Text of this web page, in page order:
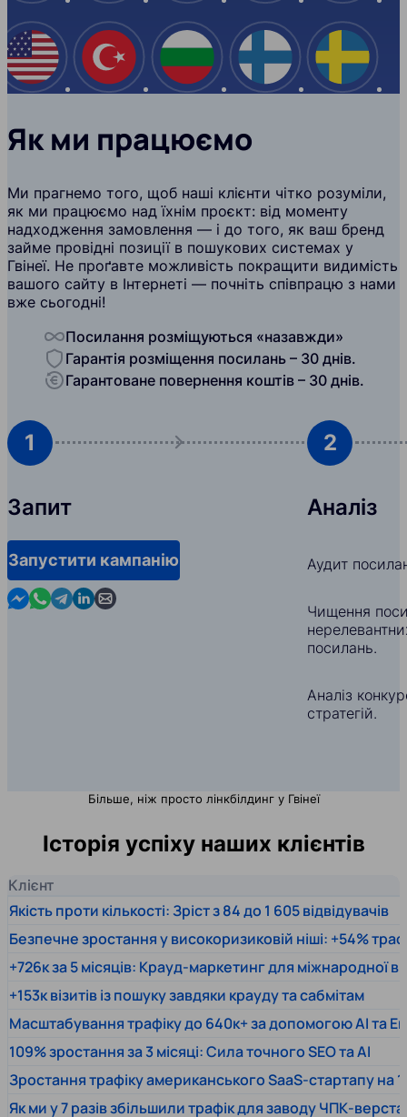
США ТуреччинаБолгарія Фінляндія Швеція
Як ми працюємо
Ми прагнемо того, щоб наші клієнти чітко розуміли,
як ми працюємо над їхнім проєкт: від моменту
надходження замовлення — і до того, як ваш бренд
займе провідні позиції в пошукових системах у
Гвінеї. Не проґавте можливість покращити видимість
вашого сайту в Інтернеті — почніть співпрацю з нами
вже сьогодні!
Посилання розміщуються «назавжди»
Гарантія розміщення посилань – 30 днів.
Гарантоване повернення коштів – 30 днів.
1
Запит
Запустити кампанію
Contact us in Messenger
Contact us in WhatsApp
Contact us in Telegram
Contact us in Linkedin
Contact us by email
2
Аналіз
Аудит
Чищення
посилань.
Аналіз
стратегій.
Більше, ніж просто лінкбілдинг у Гвінеї
Історія успіху наших клієнтів
Клієнт
Якість проти кількості: Зріст з 84 до 1 605 відвідувачів
Безпечне зростання у високоризиковій ніші: +54%
+726к за 5 місяців: Крауд-маркетинг для міжнародної
+153к візитів із пошуку завдяки крауду та сабмітам
Масштабування трафіку до 640к+ за допомогою AI та
109% зростання за 3 місяці: Сила точного SEO та AI
Зростання трафіку американського SaaS-стартапу на
Як ми у 7 разів збільшили трафік для заводу ЧПК-